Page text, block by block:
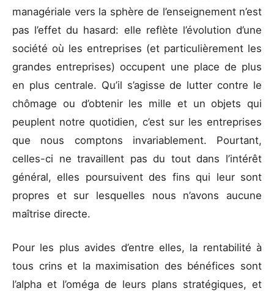
managériale vers la sphère de l’enseignement n’est
pas l’effet du hasard: elle reflète l’évolution d’une
société où les entreprises (et particulièrement les
grandes entreprises) occupent une place de plus
en plus centrale. Qu’il s’agisse de lutter contre le
chômage ou d’obtenir les mille et un objets qui
peuplent notre quotidien, c’est sur les entreprises
que nous comptons invariablement. Pourtant,
celles-ci ne travaillent pas du tout dans l’intérêt
général, elles poursuivent des fins qui leur sont
propres et sur lesquelles nous n’avons aucune
maîtrise directe.
Pour les plus avides d’entre elles, la rentabilité à
tous crins et la maximisation des bénéfices sont
l’alpha et l’oméga de leurs plans stratégiques, et